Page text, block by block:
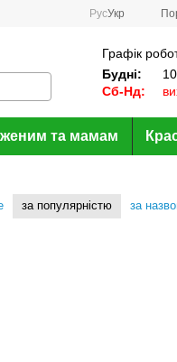
РусУкр
Графік
Будні:
Сб-Нд:
та мамам
за популярністю за